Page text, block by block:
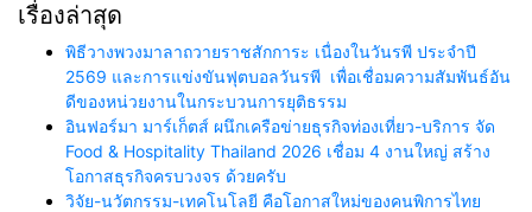
เรื่องล่าสุด
พิธีวางพวงมาลาถวายราชสักการะ เนื่องในวันรพี ประจำปี
2569 และการแข่งขันฟุตบอลวันรพี เพื่อเชื่อมความสัมพันธ์อัน
ดีของหน่วยงานในกระบวนการยุติธรรม
อินฟอร์มา มาร์เก็ตส์ ผนึกเครือข่ายธุรกิจท่องเที่ยว-บริการ จัด
Food & Hospitality Thailand 2026 เชื่อม 4 งานใหญ่ สร้าง
โอกาสธุรกิจครบวงจร ด้วยครับ
วิจัย-นวัตกรรม-เทคโนโลยี คือโอกาสใหม่ของคนพิการไทย